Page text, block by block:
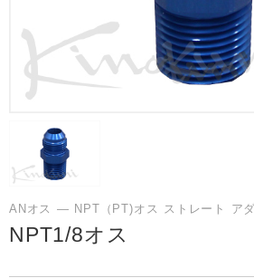
ANオス ― NPT（PT)オス ストレート ア
NPT1/8オス